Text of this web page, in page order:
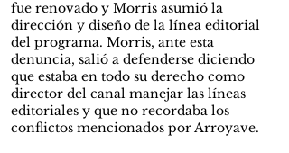
fue renovado y Morris asumió la
dirección y diseño de la línea editorial
del programa. Morris, ante esta
denuncia, salió a defenderse diciendo
que estaba en todo su derecho como
director del canal manejar las líneas
editoriales y que no recordaba los
conflictos mencionados por Arroyave.